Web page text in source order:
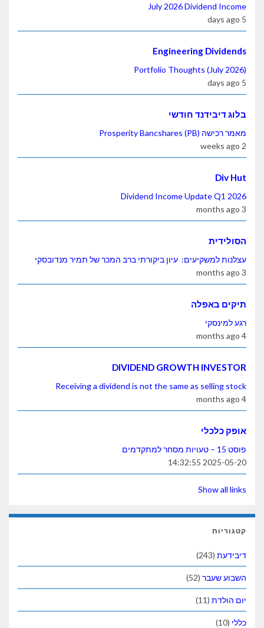
July 2026 Dividend Income
5 days ago
Engineering Dividends
Portfolio Thoughts (July 2026)
5 days ago
בלוג דיבידנד חודשי
מאמר רכישה Prosperity Bancshares (PB)
2 weeks ago
Div Hut
Dividend Income Update Q1 2026
3 months ago
הסולידית
עצלנות למשקיעים: עיון ביקורתי ברב המכר של תמיר מנדובסקי
3 months ago
תיקים באפלה
רגע למינסקי
4 months ago
DIVIDEND GROWTH INVESTOR
Receiving a dividend is not the same as selling stock
4 months ago
אופק כלכלי
פוסט 15 – טעויות מסחר למתקדמים
2025-05-20 14:32:55
Show all links
קטגוריות
דיבידעת (243)
השבוע שעבר (52)
יום הולדת (11)
כללי (10)